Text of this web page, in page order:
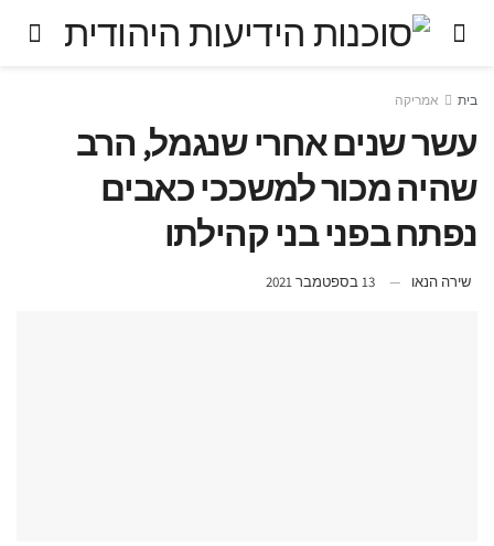
בית אמריקה
עשר שנים אחרי שנגמל, הרב
שהיה מכור למשככי כאבים
נפתח בפני בני קהילתו
שירה הנאו 13 בספטמבר 2021